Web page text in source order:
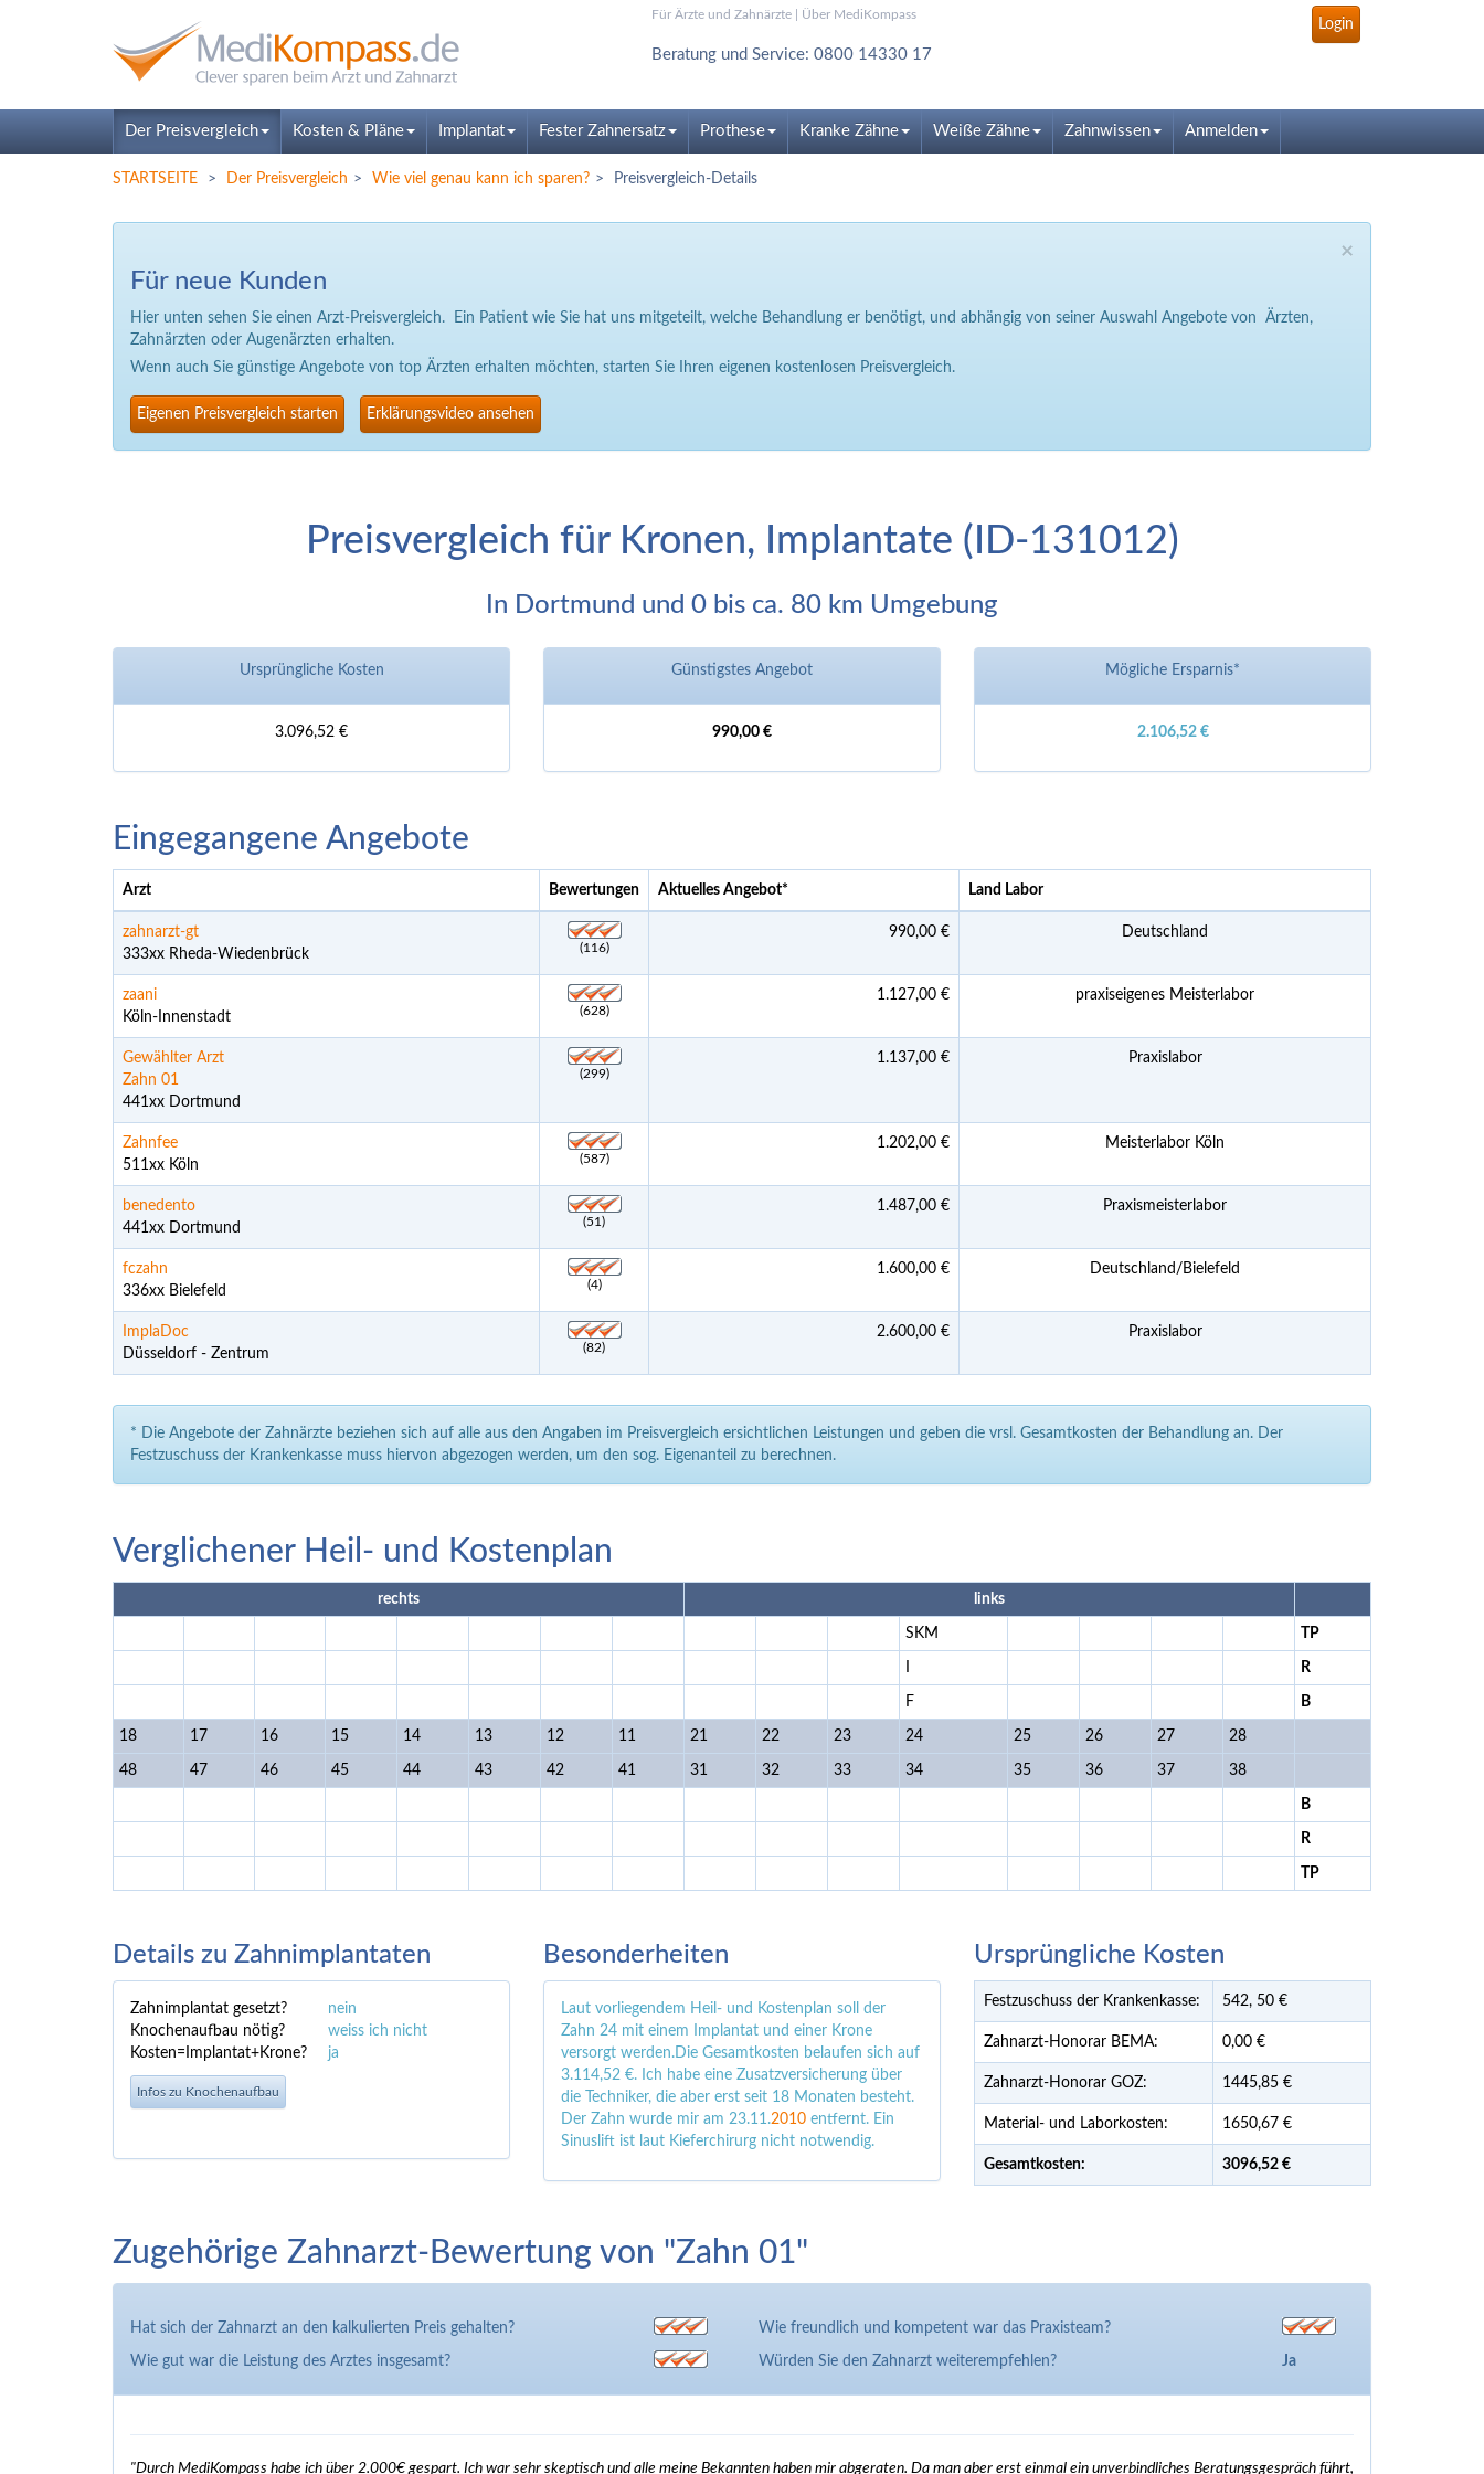
Für Ärzte und Zahnärzte| Über MediKompass
Login
Beratung und Service: 0800 14330 17
Der Preisvergleich Kosten & Pläne Implantat Fester Zahnersatz Prothese Kranke Zähne Weiße Zähne Zahnwissen Anmelden
STARTSEITE Der Preisvergleich Wie viel genau kann ich sparen? Preisvergleich-Details
×
Für neue Kunden
Hier unten sehen Sie einen Arzt-Preisvergleich. Ein Patient wie Sie hat uns mitgeteilt, welche Behandlung er benötigt, und abhängig von seiner Auswahl Angebote von Ärzten,
Zahnärzten oder Augenärzten erhalten.
Wenn auch Sie günstige Angebote von top Ärzten erhalten möchten, starten Sie Ihren eigenen kostenlosen Preisvergleich.
Eigenen Preisvergleich starten Erklärungsvideo ansehen
Preisvergleich für Kronen, Implantate (ID-131012)
In Dortmund und 0 bis ca. 80 km Umgebung
Ursprüngliche Kosten
3.096,52 €
Günstigstes Angebot
990,00 €
Mögliche Ersparnis*
2.106,52 €
Eingegangene Angebote
Arzt Bewertungen Aktuelles Angebot* Land Labor
zahnarzt-gt
333xx Rheda-Wiedenbrück
(116)
990,00 € Deutschland
zaani
Köln-Innenstadt
(628)
1.127,00 € praxiseigenes Meisterlabor
Gewählter Arzt
Zahn 01
441xx Dortmund
(299)
1.137,00 € Praxislabor
Zahnfee
511xx Köln
(587)
1.202,00 € Meisterlabor Köln
benedento
441xx Dortmund
(51)
1.487,00 € Praxismeisterlabor
fczahn
336xx Bielefeld
(4)
1.600,00 € Deutschland/Bielefeld
ImplaDoc
Düsseldorf - Zentrum
(82)
2.600,00 € Praxislabor
* Die Angebote der Zahnärzte beziehen sich auf alle aus den Angaben im Preisvergleich ersichtlichen Leistungen und geben die vrsl. Gesamtkosten der Behandlung an. Der
Festzuschuss der Krankenkasse muss hiervon abgezogen werden, um den sog. Eigenanteil zu berechnen.
Verglichener Heil- und Kostenplan
rechts links
SKM TP
R
F B
18 17 16 15 14 13 12 11 21 22 23 24 25 26 27 28
48 47 46 45 44 43 42 41 31 32 33 34 35 36 37 38
B
R
TP
Details zu Zahnimplantaten
Zahnimplantat gesetzt?
nein
Knochenaufbau nötig?
weiss ich nicht
Kosten=Implantat+Krone?
ja
Infos zu Knochenaufbau
Besonderheiten
Laut vorliegendem Heil- und Kostenplan soll der
Zahn 24 mit einem Implantat und einer Krone
versorgt werden.Die Gesamtkosten belaufen sich auf
3.114,52 €. Ich habe eine Zusatzversicherung über
die Techniker, die aber erst seit 18 Monaten besteht.
Der Zahn wurde mir am 23.11.2010 entfernt. Ein
Sinuslift ist laut Kieferchirurg nicht notwendig.
Ursprüngliche Kosten
Festzuschuss der Krankenkasse: 542, 50 €
Zahnarzt-Honorar BEMA: 0,00 €
Zahnarzt-Honorar GOZ: 1445,85 €
Material- und Laborkosten: 1650,67 €
Gesamtkosten: 3096,52 €
Zugehörige Zahnarzt-Bewertung von "Zahn 01"
Hat sich der Zahnarzt an den kalkulierten Preis gehalten?
Wie gut war die Leistung des Arztes insgesamt?
Wie freundlich und kompetent war das Praxisteam?
Würden Sie den Zahnarzt weiterempfehlen? Ja
"Durch MediKompass habe ich über 2.000€ gespart. Ich war sehr skeptisch und alle meine Bekannten haben mir abgeraten. Da man aber erst einmal ein unverbindliches Beratungsgespräch führt,